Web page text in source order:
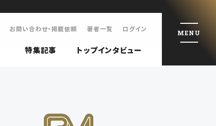
お問い合わせ・掲載依頼 著者一覧 ログイン
特集記事 トップインタビュー
MENU